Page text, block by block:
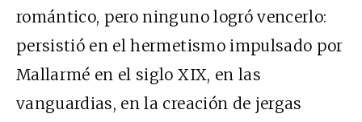
romántico, pero ninguno logró vencerlo:
persistió en el hermetismo impulsado por
Mallarmé en el siglo XIX, en las
vanguardias, en la creación de jergas